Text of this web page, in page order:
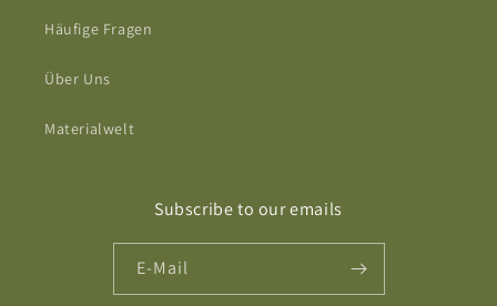
Häufige Fragen
Über Uns
Materialwelt
Subscribe to our emails
E-Mail